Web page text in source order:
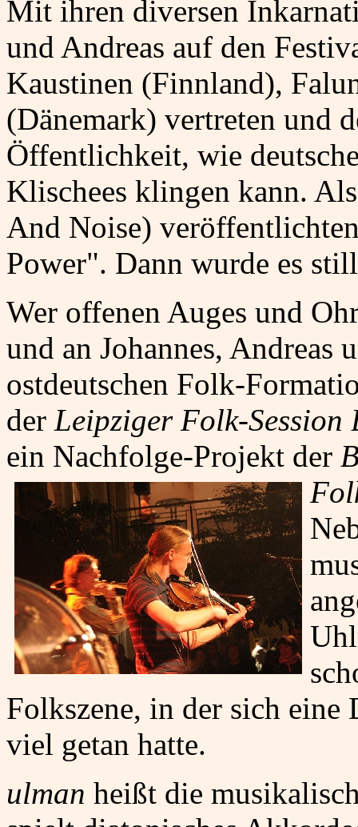
Mit ihren diversen
und Andreas auf den
Kaustinen (Finnland),
(Dänemark) vertreten und
Öffentlichkeit, wie
Klischees klingen kann.
And Noise)
Power". Dann wurde es
Wer offenen Auges und
und an Johannes,
ostdeutschen Folk-
der Leipziger Folk-Session
ein Nachfolge-Projekt der
Folkszene, in der sich eine
viel getan hatte.
ulman heißt die